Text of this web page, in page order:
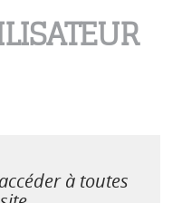
à toutes